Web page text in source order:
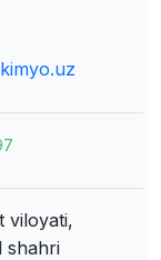
viloyati,
shahri